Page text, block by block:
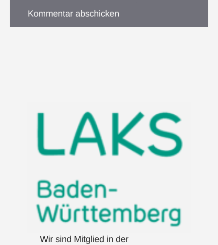
Wir sind Mitglied in der